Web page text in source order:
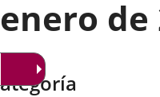
enero de